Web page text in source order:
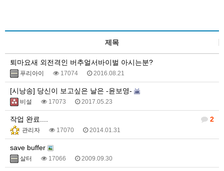
제목
퇴마요새 외전격인 버추얼서바이벌 아시는분?
푸리아이 17074 2016.08.21
[시낭송] 당신이 보고싶은 날은 -윤보영-
비설 17073 2017.05.23
2
작업 완료....
관리자 17070 2014.01.31
save buffer
살터 17066 2009.09.30